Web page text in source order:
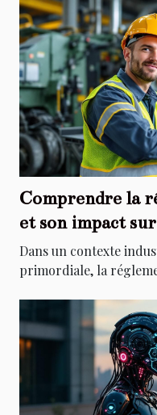
Comprendre la
et son impact
Dans un contexte
primordiale, la